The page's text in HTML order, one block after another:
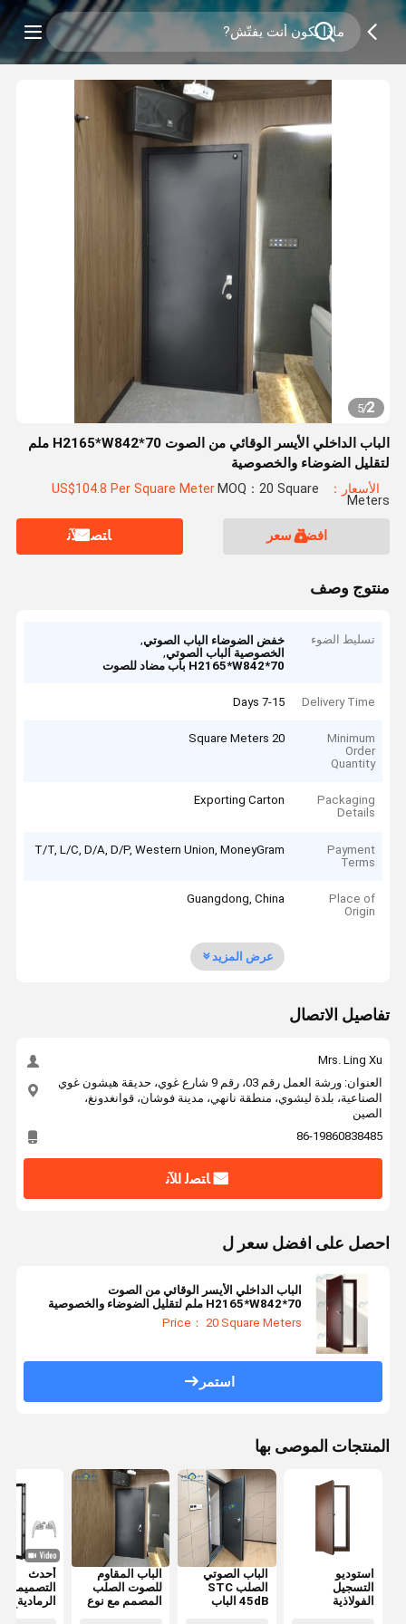
2
/
5
الباب الداخلي الأيسر الوقائي من الصوت H2165*W842*70 ملم
لتقليل الضوضاء والخصوصية
الأسعار：US$104.8 Per Square Meter MOQ：20 Square
Meters
افضل سعر ﺎﺘﺼﻟ ﺍﻶﻧ
منتوج وصف
تسليط الضوء خفض الضوضاء الباب الصوتي,
الخصوصية الباب الصوتي,
H2165*W842*70 باب مضاد للصوت
Delivery Time
7-15 Days
Minimum
Order
Quantity
20 Square Meters
Packaging
Details
Exporting Carton
Payment
Terms
T/T, L/C, D/A, D/P, Western Union, MoneyGram
Place of
Origin
Guangdong, China
عرض المزيد
تفاصيل الاتصال
Mrs. Ling Xu
العنوان: ورشة العمل رقم 03، رقم 9 شارع غوي، حديقة هيشون غوي
الصناعية، بلدة ليشوي، منطقة نانهي، مدينة فوشان، قوانغدونغ،
الصين
86-19860838485
ﺎﺘﺼﻟ ﺍﻶﻧ
احصل على افضل سعر ل
الباب الداخلي الأيسر الوقائي من الصوت
H2165*W842*70 ملم لتقليل الضوضاء والخصوصية
Price： 20 Square Meters
استمر
المنتجات الموصى بها
استوديو
التسجيل
الفولاذية
الباب الصوتي
الصلب STC
45dB الباب
الباب المقاوم
للصوت الصلب
المصمم مع نوع
أحدث
التصميمات
الرمادية